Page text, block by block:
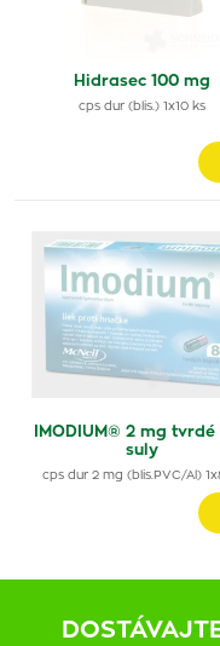
Hidrasec 100 mg
cps dur (blis.) 1x10 ks
IMODIUM® 2 mg
suly
cps dur 2 mg (blis.PVC/Al)